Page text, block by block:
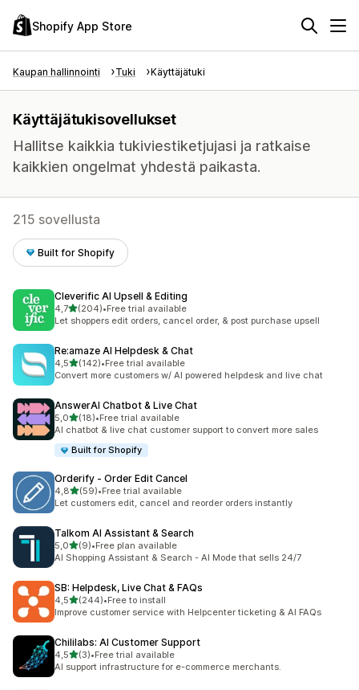
Shopify App Store
Kaupan hallinnointi Tuki Käyttäjätuki
Käyttäjätukisovellukset
Hallitse kaikkia tukiviestiketjujasi ja ratkaise
kaikkien ongelmat yhdestä paikasta.
215 sovellusta
Built for Shopify
Cleverific AI Upsell & Editing
4,7/ 5 tähteä
(204)
204 arvostelua yhteensä
•Free trial available
Let shoppers edit orders, cancel order, & post purchase upsell
Re:amaze AI Helpdesk & Chat
4,5/ 5 tähteä
(142)
142 arvostelua yhteensä
•Free trial available
Convert more customers w/ AI powered helpdesk and live chat
AnswerAI Chatbot & Live Chat
5,0/ 5 tähteä
(18)
18 arvostelua yhteensä
•Free trial available
AI chatbot & live chat customer support to convert more sales
Built for Shopify
Orderify ‑ Order Edit Cancel
4,8/ 5 tähteä
(59)
59 arvostelua yhteensä
•Free trial available
Let customers edit, cancel and reorder orders instantly
Talkom AI Assistant & Search
5,0/ 5 tähteä
(9)
9 arvostelua yhteensä
•Free plan available
AI Shopping Assistant & Search - AI Mode that sells 24/7
SB: Helpdesk, Live Chat & FAQs
4,5/ 5 tähteä
(244)
244 arvostelua yhteensä
•Free to install
Improve customer service with Helpcenter ticketing & AI FAQs
Chililabs: AI Customer Support
4,5/ 5 tähteä
(3)
3 arvostelua yhteensä
•Free trial available
AI support infrastructure for e-commerce merchants.